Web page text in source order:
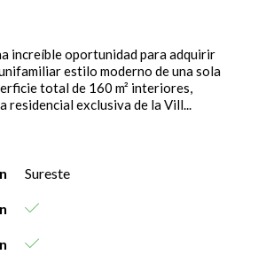
increíble oportunidad para adquirir
estilo moderno de una sola
total de 160 m² interiores,
residencial exclusiva de la Vill...
Sureste